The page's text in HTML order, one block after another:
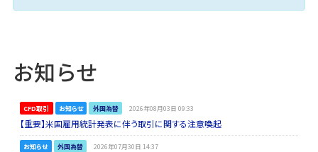
お知らせ
CFD取引 お知らせ 外国為替 2026年08月03日 09:33
【重要】米国雇用統計発表に伴う取引に関する注意喚起
お知らせ 外国為替 2026年07月30日 14:37